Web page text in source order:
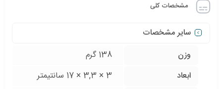
مشخصات کلی
سایر مشخصات
وزن
138 گرم
ابعاد
3 × 3,3 × 17 سانتیمتر